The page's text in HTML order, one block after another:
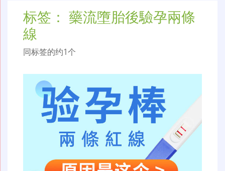
标签： 藥流墮胎後驗孕兩條
線
同标签的约1个